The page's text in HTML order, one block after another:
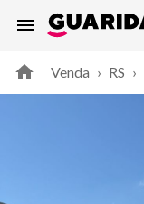
Venda › RS ›